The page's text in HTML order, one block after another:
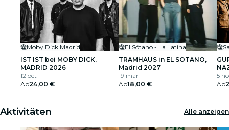
Moby Dick Madrid
IST IST bei MOBY DICK,
MADRID 2026
12 oct
Ab24,00 €
El Sótano - La Latina
TRAMHAUS in EL SOTANO,
Madrid 2027
19 mar
Ab18,00 €
5
Ab
Aktivitäten Alle anzeigen